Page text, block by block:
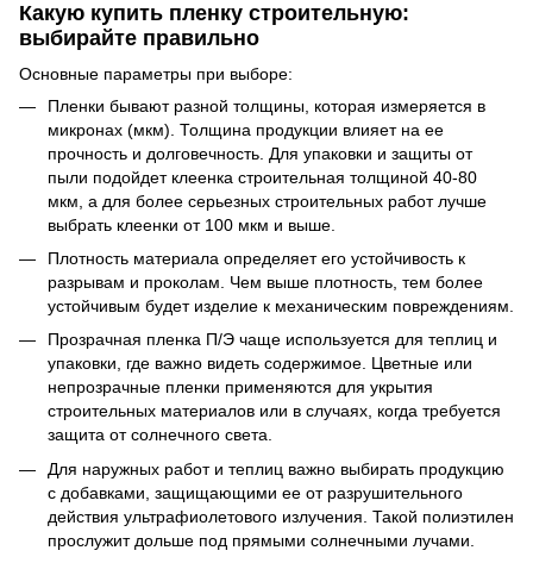
Какую купить пленку строительную:
выбирайте правильно
Основные параметры при выборе:
Пленки бывают разной толщины, которая измеряется в
микронах (мкм). Толщина продукции влияет на ее
прочность и долговечность. Для упаковки и защиты от
пыли подойдет клеенка строительная толщиной 40-80
мкм, а для более серьезных строительных работ лучше
выбрать клеенки от 100 мкм и выше.
Плотность материала определяет его устойчивость к
разрывам и проколам. Чем выше плотность, тем более
устойчивым будет изделие к механическим повреждениям.
Прозрачная пленка П/Э чаще используется для теплиц и
упаковки, где важно видеть содержимое. Цветные или
непрозрачные пленки применяются для укрытия
строительных материалов или в случаях, когда требуется
защита от солнечного света.
Для наружных работ и теплиц важно выбирать продукцию
с добавками, защищающими ее от разрушительного
действия ультрафиолетового излучения. Такой полиэтилен
прослужит дольше под прямыми солнечными лучами.